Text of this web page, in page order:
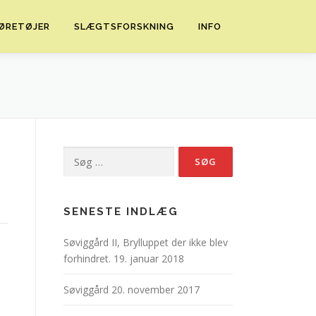
SLÆGTSFORSKNING INFO
efter:
SENESTE INDLÆG
Søviggård II, Brylluppet der ikke blev
forhindret. 19. januar 2018
Søviggård 20. november 2017